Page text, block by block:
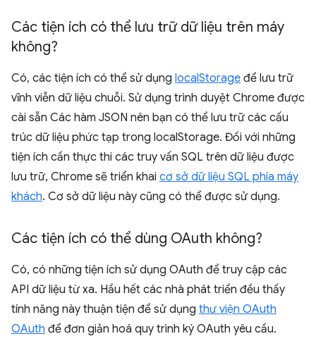
Các tiện ích có thể lưu trữ dữ liệu trên máy
không?
Có, các tiện ích có thể sử dụng localStorage để lưu trữ
vĩnh viễn dữ liệu chuỗi. Sử dụng trình duyệt Chrome được
cài sẵn Các hàm JSON nên bạn có thể lưu trữ các cấu
trúc dữ liệu phức tạp trong localStorage. Đối với những
tiện ích cần thực thi các truy vấn SQL trên dữ liệu được
lưu trữ, Chrome sẽ triển khai cơ sở dữ liệu SQL phía máy
khách. Cơ sở dữ liệu này cũng có thể được sử dụng.
Các tiện ích có thể dùng OAuth không?
Có, có những tiện ích sử dụng OAuth để truy cập các
API dữ liệu từ xa. Hầu hết các nhà phát triển đều thấy
tính năng này thuận tiện để sử dụng thư viện OAuth
OAuth để đơn giản hoá quy trình ký OAuth yêu cầu.